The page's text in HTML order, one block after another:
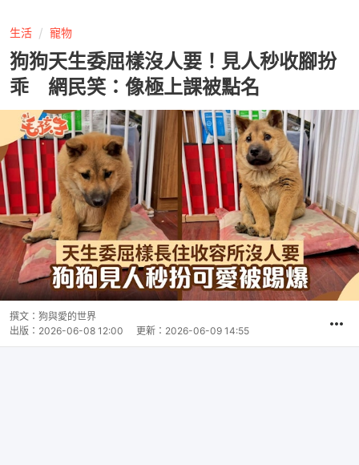
生活 寵物
狗狗天生委屈樣沒人要！見人秒收腳扮
乖 網民笑：像極上課被點名
撰文： 狗與愛的世界
出版： 2026-06-08 12:00 更新： 2026-06-09 14:55